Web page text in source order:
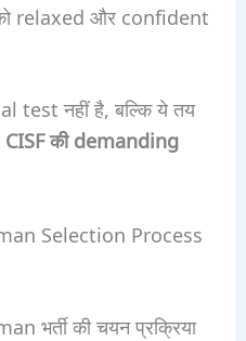
relaxed और confident
test नहीं है, बल्कि ये तय
CISF की demanding
Selection Process
भर्ती की चयन प्रक्रिया